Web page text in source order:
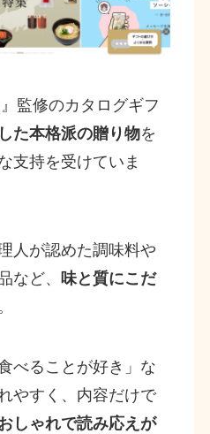
監修のカタログギフ
た本格派の贈り物を
支持を受けていま
人が認めた調味料や
など、 味と質にこだ
べることが好き」な
やすく、内容だけで
しゃれで読み応えが